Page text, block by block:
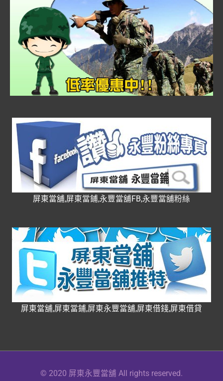
屏東當舖,屏東當鋪,永豐當舖FB,永豐當舖粉絲
屏東當舖,屏東當鋪,屏東永豐當舖,屏東借錢,屏東借貸
© 2020 屏東永豐當舖 All rights reserved.